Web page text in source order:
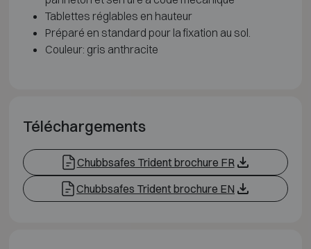
Tablettes réglables en hauteur
Préparé en standard pour la fixation au sol.
Couleur: gris anthracite
Téléchargements
Chubbsafes Trident brochure FR
Chubbsafes Trident brochure EN